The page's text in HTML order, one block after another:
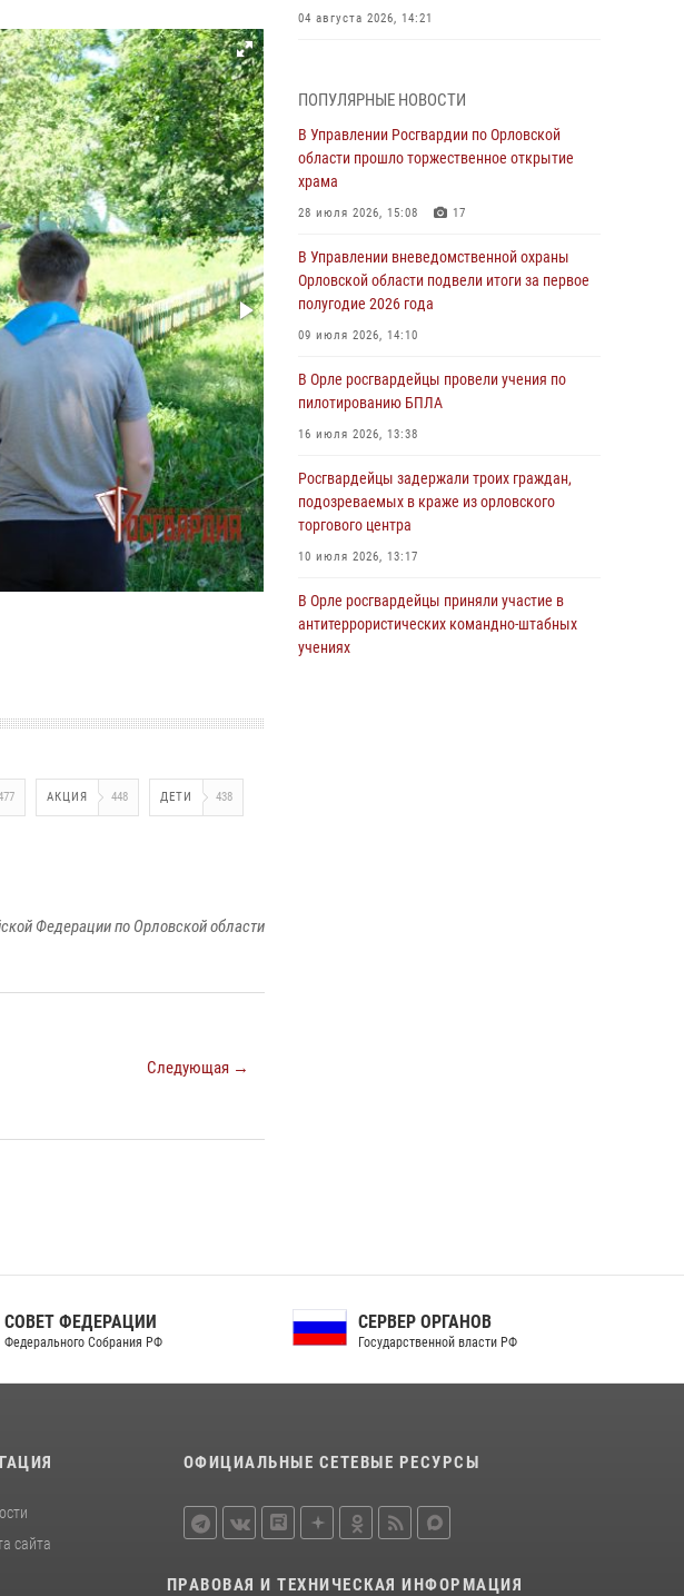
АКЦИЯ 448 ДЕТИ 438
Федерации по Орловской области
Следующая →
04 августа 2026, 14:21
За месяц росгвардейцы приняли от граждан
более 800 заявлений о предоставлении
госуслуг
Росгвардейцы обеспечили безопасность во
время празднования Дня ВДВ
03 августа 2026, 14:23
В Орле росгвардейцы приняли участие в
учениях на избирательном участке
31 июля 2026, 13:21
Жительница Мценска сдала в Росгвардию
незарегистрированное ружьё
31 июля 2026, 13:16
ПОПУЛЯРНЫЕ НОВОСТИ
В Управлении Росгвардии по Орловской
области прошло торжественное открытие
храма
28 июля 2026, 15:08 17
В Управлении вневедомственной охраны
Орловской области подвели итоги за первое
полугодие 2026 года
09 июля 2026, 14:10
В Орле росгвардейцы провели учения по
пилотированию БПЛА
16 июля 2026, 13:38
Росгвардейцы задержали троих граждан,
подозреваемых в краже из орловского
торгового центра
10 июля 2026, 13:17
В Орле росгвардейцы приняли участие в
антитеррористических командно-штабных
учениях
СОВЕТ ФЕДЕРАЦИИ
Федерального Собрания РФ
СЕРВЕР ОРГАНОВ
Государственной власти РФ
сайта
ОФИЦИАЛЬНЫЕ СЕТЕВЫЕ РЕСУРСЫ
ПРАВОВАЯ И ТЕХНИЧЕСКАЯ ИНФОРМАЦИЯ